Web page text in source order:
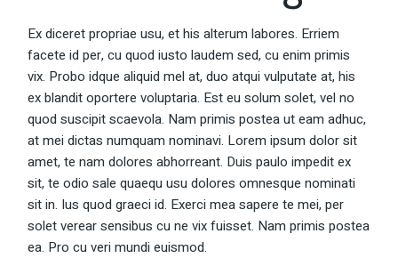
Ex diceret propriae usu, et his alterum labores. Erriem
facete id per, cu quod iusto laudem sed, cu enim primis
vix. Probo idque aliquid mel at, duo atqui vulputate at, his
ex blandit oportere voluptaria. Est eu solum solet, vel no
quod suscipit scaevola. Nam primis postea ut eam adhuc,
at mei dictas numquam nominavi. Lorem ipsum dolor sit
amet, te nam dolores abhorreant. Duis paulo impedit ex
sit, te odio sale quaequ usu dolores omnesque nominati
sit in. Ius quod graeci id. Exerci mea sapere te mei, per
solet verear sensibus cu ne vix fuisset. Nam primis postea
ea. Pro cu veri mundi euismod.